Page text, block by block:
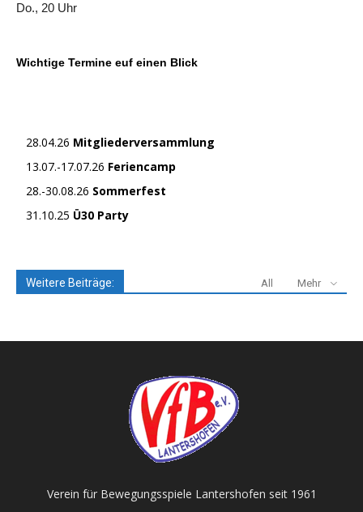
Do., 20 Uhr
Wichtige Termine euf einen Blick
28.04.26 Mitgliederversammlung
13.07.-17.07.26 Feriencamp
28.-30.08.26 Sommerfest
31.10.25 Ü30 Party
Weitere Beiträge: All Mehr
Verein für Bewegungsspiele Lantershofen seit 1961